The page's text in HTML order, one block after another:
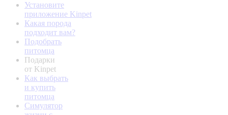
Установите
приложение Kinpet
Какая порода
подходит вам?
Подобрать
питомца
Подарки
от Kinpet
Как выбрать
и купить
питомца
Симулятор